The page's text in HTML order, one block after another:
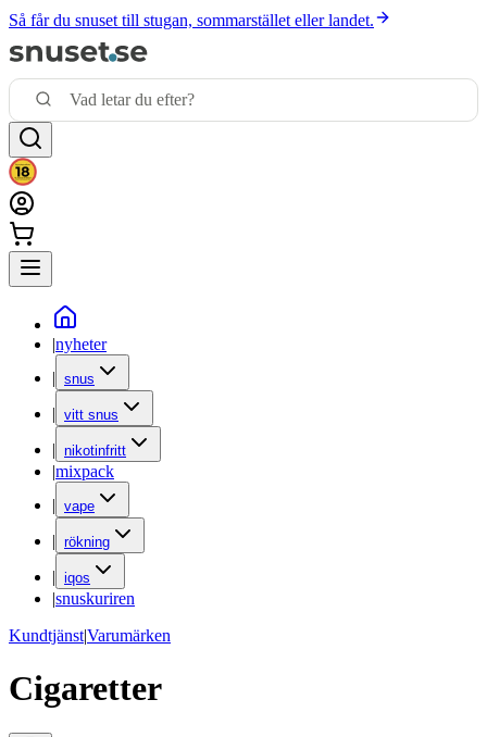
Så får du snuset till stugan, sommarstället eller landet.
|nyheter
| snus
| vitt snus
| nikotinfritt
|mixpack
| vape
| rökning
| iqos
|snuskuriren
Kundtjänst|Varumärken
Cigaretter